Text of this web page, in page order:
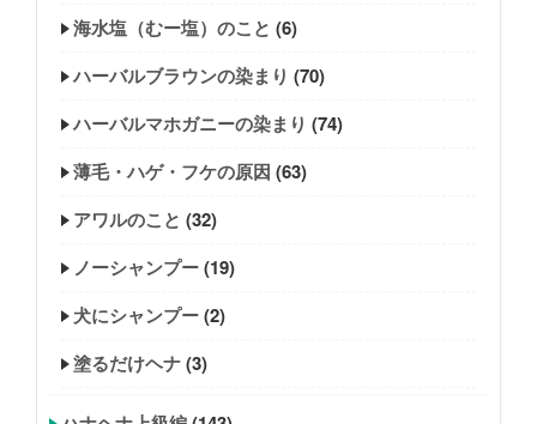
海水塩（むー塩）のこと (6)
ハーバルブラウンの染まり (70)
ハーバルマホガニーの染まり (74)
薄毛・ハゲ・フケの原因 (63)
アワルのこと (32)
ノーシャンプー(19)
犬にシャンプー(2)
塗るだけヘナ(3)